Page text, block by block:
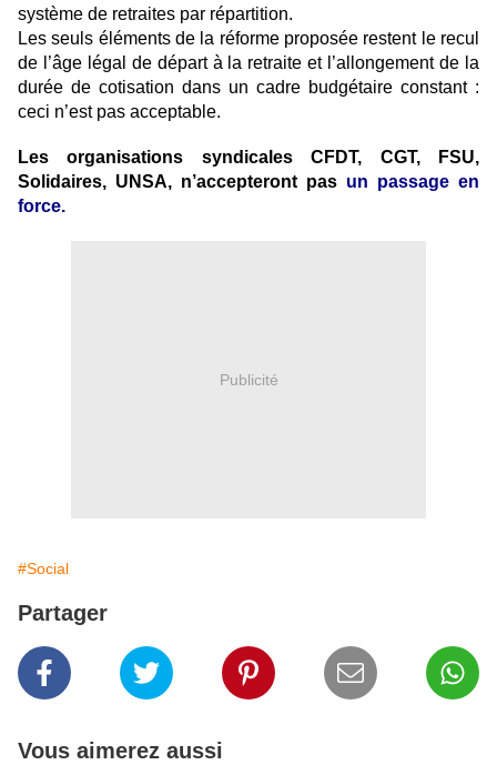
système de retraites par répartition.
Les seuls éléments de la réforme proposée restent le recul
de l’âge légal de départ à la retraite et l’allongement de la
durée de cotisation dans un cadre budgétaire constant :
ceci n’est pas acceptable.
Les organisations syndicales CFDT, CGT, FSU,
Solidaires, UNSA, n’accepteront pas un passage en
force.
Publicité
#Social
Partager
Vous aimerez aussi